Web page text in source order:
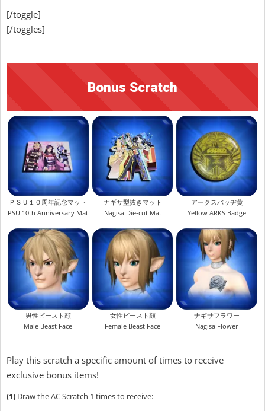
[/toggle]
[/toggles]
Bonus Scratch
ＰＳＵ１０周年記念マット
PSU 10th Anniversary Mat
ナギサ型抜きマット
Nagisa Die-cut Mat
アークスバッヂ黄
Yellow ARKS Badge
男性ビースト顔
Male Beast Face
女性ビースト顔
Female Beast Face
ナギサフラワー
Nagisa Flower
Play this scratch a specific amount of times to receive
exclusive bonus items!
(1) Draw the AC Scratch 1 times to receive: